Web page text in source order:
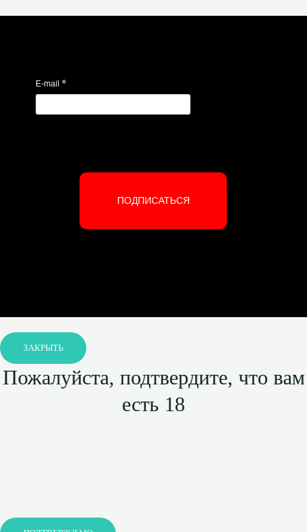
E-mail *
ПОДПИСАТЬСЯ
ЗАКРЫТЬ
Пожалуйста, подтвердите, что вам
есть 18